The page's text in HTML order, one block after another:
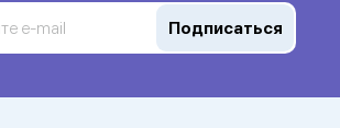
Подписаться